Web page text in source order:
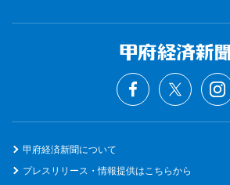
甲府経済新聞について
プレスリリース・情報提供はこちらから